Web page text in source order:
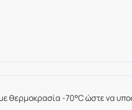
θερμοκρασία -70°C ώστε να